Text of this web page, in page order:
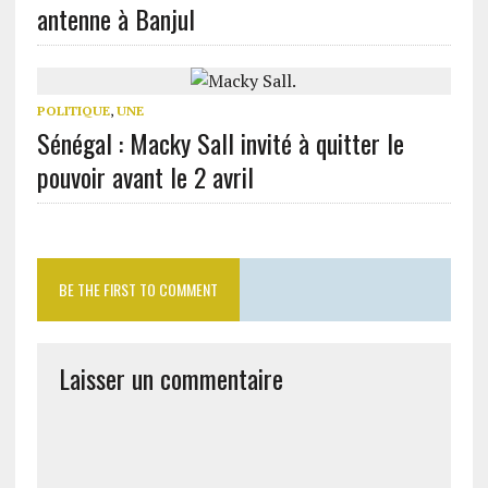
antenne à Banjul
POLITIQUE, UNE
Sénégal : Macky Sall invité à quitter le
pouvoir avant le 2 avril
BE THE FIRST TO COMMENT
Laisser un commentaire